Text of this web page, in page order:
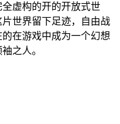
虚构的开的开放式世
世界留下足迹，自由战
在游戏中成为一个幻想
之人。